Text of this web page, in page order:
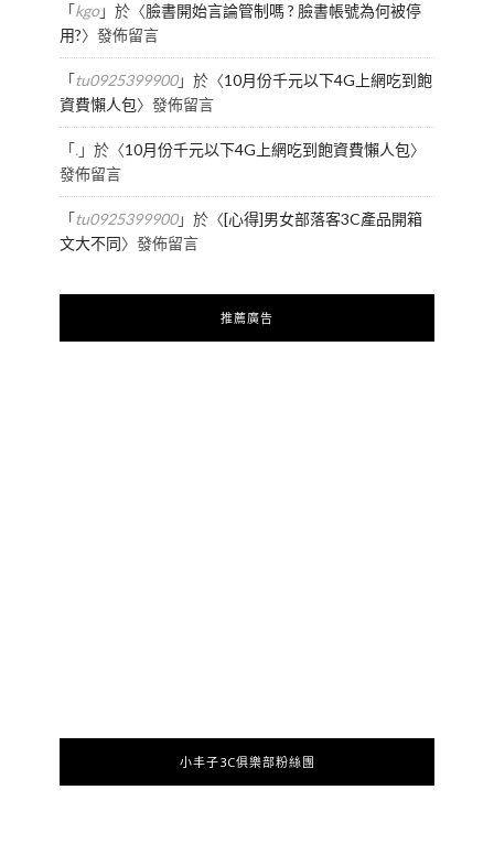
「kgo」於〈臉書開始言論管制嗎 ? 臉書帳號為何被停
用?〉發佈留言
「tu0925399900」於〈10月份千元以下4G上網吃到飽
資費懶人包〉發佈留言
「.」於〈10月份千元以下4G上網吃到飽資費懶人包〉
發佈留言
「tu0925399900」於〈[心得]男女部落客3C產品開箱
文大不同〉發佈留言
推薦廣告
小丰子3C俱樂部粉絲團